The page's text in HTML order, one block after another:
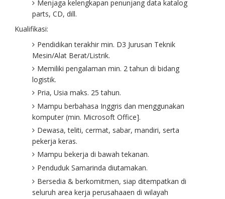
Menjaga kelengkapan penunjang data katalog
parts, CD, dill.
Kualifikasi:
Pendidikan terakhir min. D3 Jurusan Teknik
Mesin/Alat Berat/Listrik.
Memiliki pengalaman min. 2 tahun di bidang
logistik.
Pria, Usia maks. 25 tahun.
Mampu berbahasa Inggris dan menggunakan
komputer (min. Microsoft Office].
Dewasa, teliti, cermat, sabar, mandiri, serta
pekerja keras.
Mampu bekerja di bawah tekanan.
Penduduk Samarinda diutamakan.
Bersedia & berkomitmen, siap ditempatkan di
seluruh area kerja perusahaaen di wilayah